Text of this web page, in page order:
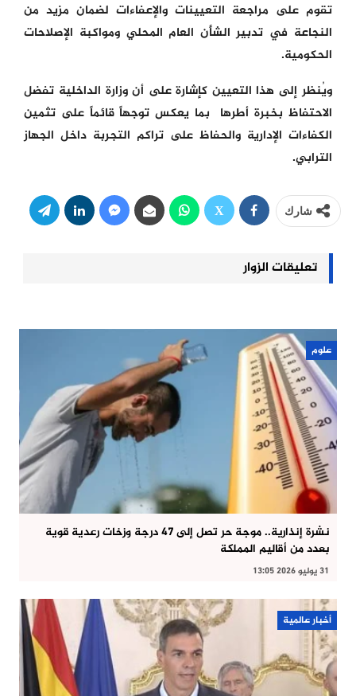
تقوم على مراجعة التعيينات والإعفاءات لضمان مزيد من
النجاعة في تدبير الشأن العام المحلي ومواكبة الإصلاحات
الحكومية.
ويُنظر إلى هذا التعيين كإشارة على أن وزارة الداخلية تفضل
الاحتفاظ بخبرة أطرها بما يعكس توجهاً قائماً على تثمين
الكفاءات الإدارية والحفاظ على تراكم التجربة داخل الجهاز
الترابي.
شارك
تعليقات الزوار
علوم
نشرة إنذارية.. موجة حر تصل إلى 47 درجة وزخات رعدية قوية
بعدد من أقاليم المملكة
31 يوليو 2026 13:05
أخبار عالمية